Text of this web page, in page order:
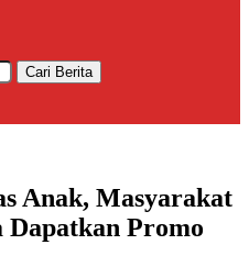
Cari Berita
Anak, Masyarakat
Dapatkan Promo